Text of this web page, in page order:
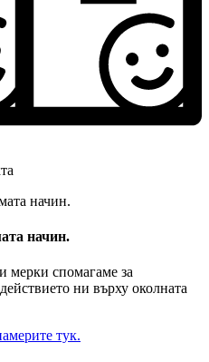
начин.
мерки спомагаме за
ни върху околната
тук.